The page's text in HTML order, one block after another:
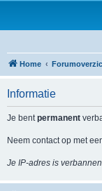
Home
Informatie
Je bentpermanent
Neem contact op met
Je IP-adres is